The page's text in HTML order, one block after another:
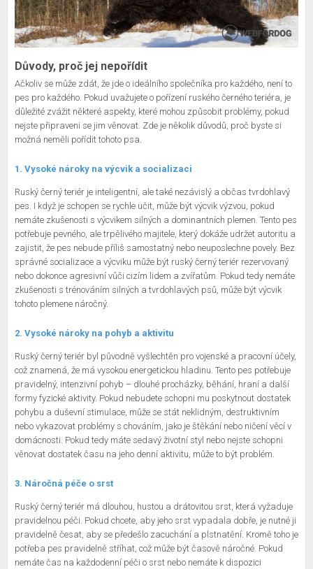
Důvody, proč jej nepořídit
Ačkoliv se může zdát, že jde o ideálního společníka pro každého, není to
pes pro každého. Pokud uvažujete o pořízení ruského černého teriéra, je
důležité zvážit některé aspekty, které mohou způsobit problémy, pokud
nejste připraveni se jim věnovat. Zde je několik důvodů, proč byste si
možná neměli pořídit tohoto psa.
1. Vysoké nároky na výcvik a socializaci
Ruský černý teriér je inteligentní, ale také nezávislý a občas tvrdohlavý
pes. I když je schopen se rychle učit, může být výcvik výzvou, pokud
nemáte zkušenosti s výcvikem silných a dominantních plemen. Tento pes
potřebuje pevného, ale trpělivého majitele, který dokáže udržet autoritu a
zajistit, že pes nebude příliš samostatný nebo neuposlechne povely. Bez
správné socializace a výcviku může být ruský černý teriér rezervovaný
nebo dokonce agresivní vůči cizím lidem a zvířatům. Pokud tedy nemáte
zkušenosti s trénováním silných a tvrdohlavých psů, může být výcvik
tohoto plemene náročný.
2. Vysoké nároky na pohyb a aktivitu
Ruský černý teriér byl původně vyšlechtěn pro vojenské a pracovní účely,
což znamená, že má vysokou energetickou hladinu. Tento pes potřebuje
pravidelný, intenzivní pohyb – dlouhé procházky, běhání, hraní a další
formy fyzické aktivity. Pokud nebudete schopni mu poskytnout dostatek
pohybu a duševní stimulace, může se stát neklidným, destruktivním
nebo vykazovat problémy s chováním, jako je štěkání nebo ničení věcí v
domácnosti. Pokud tedy máte sedavý životní styl nebo nejste schopni
věnovat dostatek času na jeho denní aktivitu, může to být problém.
3. Náročná péče o srst
Ruský černý teriér má dlouhou, hustou a drátovitou srst, která vyžaduje
pravidelnou péči. Pokud chcete, aby jeho srst vypadala dobře, je nutné ji
pravidelně česat, aby se předešlo zacuchání a plstnatění. Kromě toho je
potřeba pes pravidelně stříhat, což může být časově náročné. Pokud
nemáte čas na každodenní péči o srst nebo nemáte k dispozici